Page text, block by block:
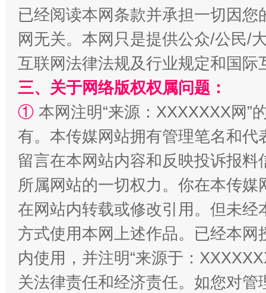
站台名比不上好声名
已经阅读本网条款并承担一切因
网无关。本网只是提供公众/公民/
互联网法律法规及行业规定和国
三、关于网络版权权属问题：
① 本网注明“来源：XXXXXXX网”
有。本传媒网站拥有管理笔名和
留言在本网站内容和反映投诉报
所属网站的一切权力。你在本传
在网站内转载或修改引用。但未
方式使用本网上述作品。已经本
内使用，并注明“来源于：
关法律责任和经济责任。如您对